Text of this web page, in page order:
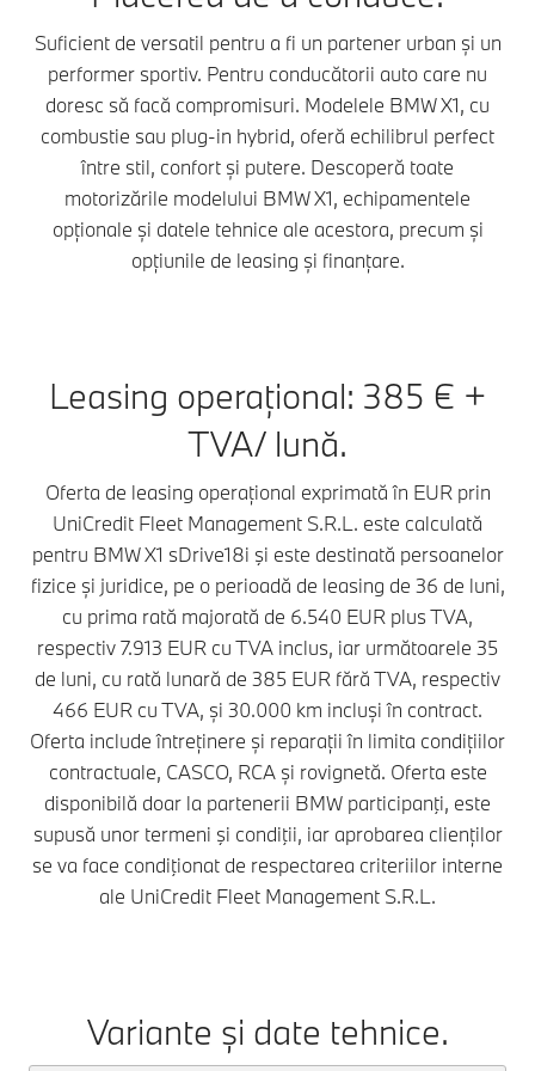
Suficient de versatil pentru a fi un partener urban și un
performer sportiv. Pentru conducătorii auto care nu
doresc să facă compromisuri. Modelele BMW X1, cu
combustie sau plug-in hybrid, oferă echilibrul perfect
între stil, confort și putere. Descoperă toate
motorizările modelului BMW X1, echipamentele
opționale și datele tehnice ale acestora, precum și
opțiunile de leasing și finanțare.
Leasing operațional: 385 € +
TVA/ lună.
Oferta de leasing operațional exprimată în EUR prin
UniCredit Fleet Management S.R.L. este calculată
pentru BMW X1 sDrive18i şi este destinată persoanelor
fizice și juridice, pe o perioadă de leasing de 36 de luni,
cu prima rată majorată de 6.540 EUR plus TVA,
respectiv 7.913 EUR cu TVA inclus, iar următoarele 35
de luni, cu rată lunară de 385 EUR fără TVA, respectiv
466 EUR cu TVA, și 30.000 km incluși în contract.
Oferta include întreținere și reparații în limita condițiilor
contractuale, CASCO, RCA și rovignetă. Oferta este
disponibilă doar la partenerii BMW participanţi, este
supusă unor termeni şi condiţii, iar aprobarea clienților
se va face condiţionat de respectarea criteriilor interne
ale UniCredit Fleet Management S.R.L.
Variante și date tehnice.